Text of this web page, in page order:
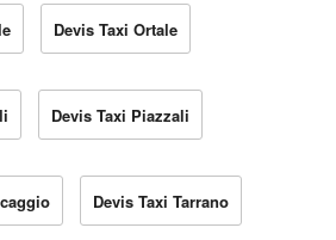
Devis Taxi Ortale
Devis Taxi Piazzali
Devis Taxi Tarrano